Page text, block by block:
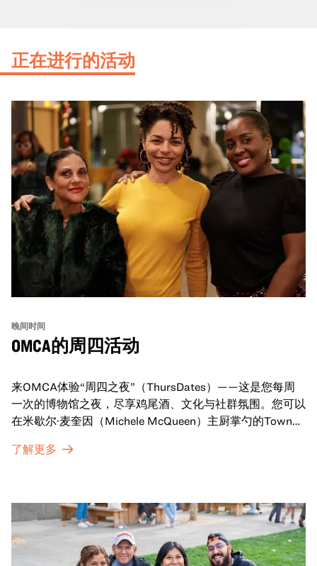
正在进行的活动
晚间时间
OMCA的周四活动
来OMCA体验“周四之夜”（ThursDates）——这是您每周
一次的博物馆之夜，尽享鸡尾酒、文化与社群氛围。您可以
在米歇尔·麦奎因（Michele McQueen）主厨掌勺的Town
探索那些在夜幕下焕发活力的展厅，那里将呈现快闪表演、
了解更多